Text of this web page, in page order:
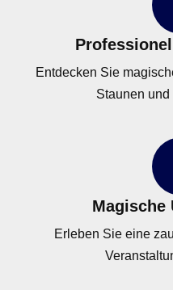
Entdecken Sie
Staunen
Magische
Erleben Sie eine